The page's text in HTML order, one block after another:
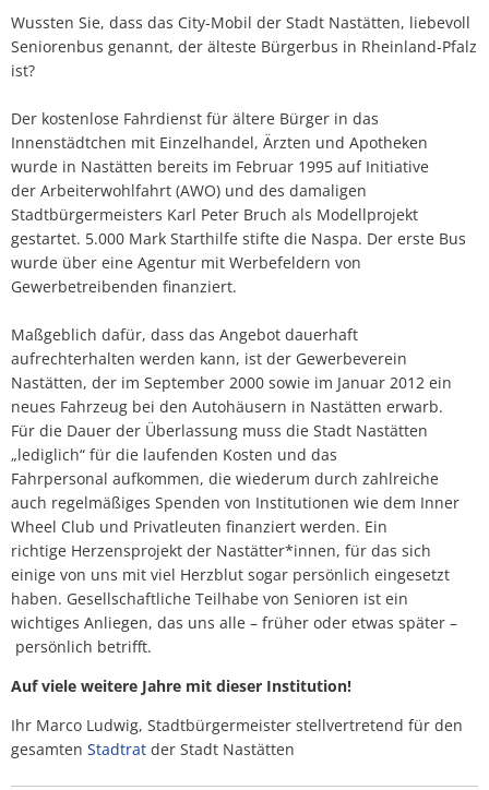
Abfallkalender
Fahrdienst
für
ältere
Bürger
in
das
Innenstädtchen
Einzelhandel,
Ärzten
und
Apotheken
wurde
in
Nastätten
bereits
im
Februar
1995
auf
Wussten Sie, dass das City-Mobil der Stadt Nastätten, liebevoll
Seniorenbus genannt, der älteste Bürgerbus in Rheinland-Pfalz
ist?
Der kostenlose Fahrdienst für ältere Bürger in das
Innenstädtchen mit Einzelhandel, Ärzten und Apotheken
wurde in Nastätten bereits im Februar 1995 auf Initiative
der Arbeiterwohlfahrt (AWO) und des damaligen
Stadtbürgermeisters Karl Peter Bruch als Modellprojekt
gestartet. 5.000 Mark Starthilfe stifte die Naspa. Der erste Bus
wurde über eine Agentur mit Werbefeldern von
Gewerbetreibenden finanziert.
Maßgeblich dafür, dass das Angebot dauerhaft
aufrechterhalten werden kann, ist der Gewerbeverein
Nastätten, der im September 2000 sowie im Januar 2012 ein
neues Fahrzeug bei den Autohäusern in Nastätten erwarb.
Für die Dauer der Überlassung muss die Stadt Nastätten
„lediglich“ für die laufenden Kosten und das
Fahrpersonal aufkommen, die wiederum durch zahlreiche
auch regelmäßiges Spenden von Institutionen wie dem Inner
Wheel Club und Privatleuten finanziert werden. Ein
richtige Herzensprojekt der Nastätter*innen, für das sich
einige von uns mit viel Herzblut sogar persönlich eingesetzt
haben. Gesellschaftliche Teilhabe von Senioren ist ein
wichtiges Anliegen, das uns alle – früher oder etwas später –
persönlich betrifft.
Auf viele weitere Jahre mit dieser Institution!
Ihr Marco Ludwig, Stadtbürgermeister stellvertretend für den
gesamten Stadtrat der Stadt Nastätten